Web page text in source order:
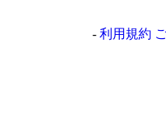
- 利用規約